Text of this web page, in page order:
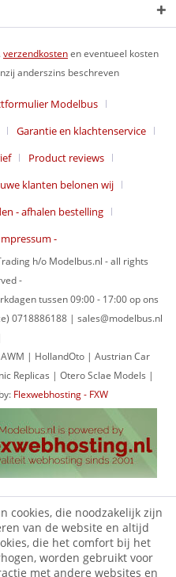
verzendkostenen eventueel kosten
anderszins beschreven
Modelbus
Garantie en klachtenservice
Product reviews
klanten belonen wij
- afhalen bestelling
-
h/o Modelbus.nl - all rights
-
tussen 09:00 - 17:00 op ons
0718886188 | sales@modelbus.nl
| HollandOto | Austrian Car
Replicas | Otero Sclae Models |
Flexwebhosting - FXW
cookies, die noodzakelijk zijn
van de website en altijd
die het comfort bij het
worden gebruikt voor
met andere websites en